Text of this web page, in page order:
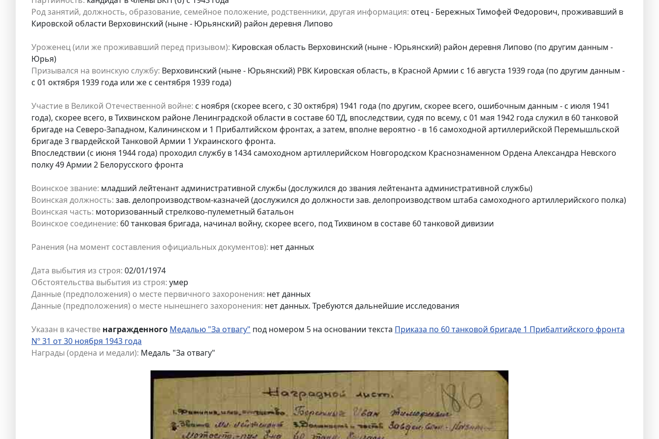
Род занятий, должность, образование, семейное положение, родственники, другая информация: отец - Бережных Тимофей Федорович, проживавший в
Кировской области Верховинский (ныне - Юрьянский) район деревня Липово
Уроженец (или же проживавший перед призывом): Кировская область Верховинский (ныне - Юрьянский) район деревня Липово (по другим данным -
Юрья)
Призывался на воинскую службу: Верховинский (ныне - Юрьянский) РВК Кировская область, в Красной Армии с 16 августа 1939 года (по другим данным -
с 01 октября 1939 года или же с сентября 1939 года)
Участие в Великой Отечественной войне: с ноября (скорее всего, с 30 октября) 1941 года (по другим, скорее всего, ошибочным данным - с июля 1941
года), скорее всего, в Тихвинском районе Ленинградской области в составе 60 ТД, впоследствии, судя по всему, с 01 мая 1942 года служил в 60 танковой
бригаде на Северо-Западном, Калининском и 1 Прибалтийском фронтах, а затем, вполне вероятно - в 16 самоходной артиллерийской Перемышльской
бригаде 3 гвардейской Танковой Армии 1 Украинского фронта.
Впоследствии (с июня 1944 года) проходил службу в 1434 самоходном артиллерийском Новгородском Краснознаменном Ордена Александра Невского
полку 49 Армии 2 Белорусского фронта
Воинское звание: младший лейтенант административной службы (дослужился до звания лейтенанта административной службы)
Воинская должность: зав. делопроизводством-казначей (дослужился до должности зав. делопроизводством штаба самоходного артиллерийского полка)
Воинская часть: моторизованный стрелково-пулеметный батальон
Воинское соединение: 60 танковая бригада, начинал войну, скорее всего, под Тихвином в составе 60 танковой дивизии
Ранения (на момент составления официальных документов): нет данных
Дата выбытия из строя: 02/01/1974
Обстоятельства выбытия из строя: умер
Данные (предположения) о месте первичного захоронения: нет данных
Данные (предположения) о месте нынешнего захоронения: нет данных. Требуются дальнейшие исследования
Указан в качестве награжденного Медалью "За отвагу" под номером 5 на основании текста Приказа по 60 танковой бригаде 1 Прибалтийского фронта
Nº 31 от 30 ноября 1943 года
Награды (ордена и медали): Медаль "За отвагу"